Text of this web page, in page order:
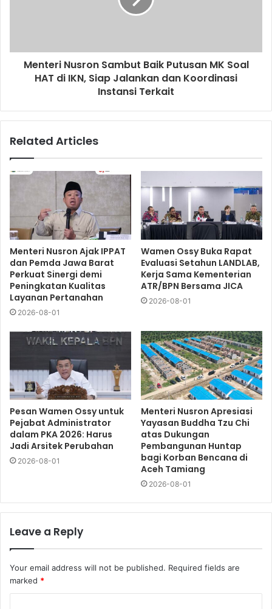
Menteri Nusron Sambut Baik Putusan MK Soal
HAT di IKN, Siap Jalankan dan Koordinasi
Instansi Terkait
Related Articles
Menteri Nusron Ajak IPPAT
dan Pemda Jawa Barat
Perkuat Sinergi demi
Peningkatan Kualitas
Layanan Pertanahan
2026-08-01
Wamen Ossy Buka Rapat
Evaluasi Setahun LANDLAB,
Kerja Sama Kementerian
ATR/BPN Bersama JICA
2026-08-01
Pesan Wamen Ossy untuk
Pejabat Administrator
dalam PKA 2026: Harus
Jadi Arsitek Perubahan
2026-08-01
Menteri Nusron Apresiasi
Yayasan Buddha Tzu Chi
atas Dukungan
Pembangunan Huntap
bagi Korban Bencana di
Aceh Tamiang
2026-08-01
Leave a Reply
Your email address will not be published. Required fields are
marked *